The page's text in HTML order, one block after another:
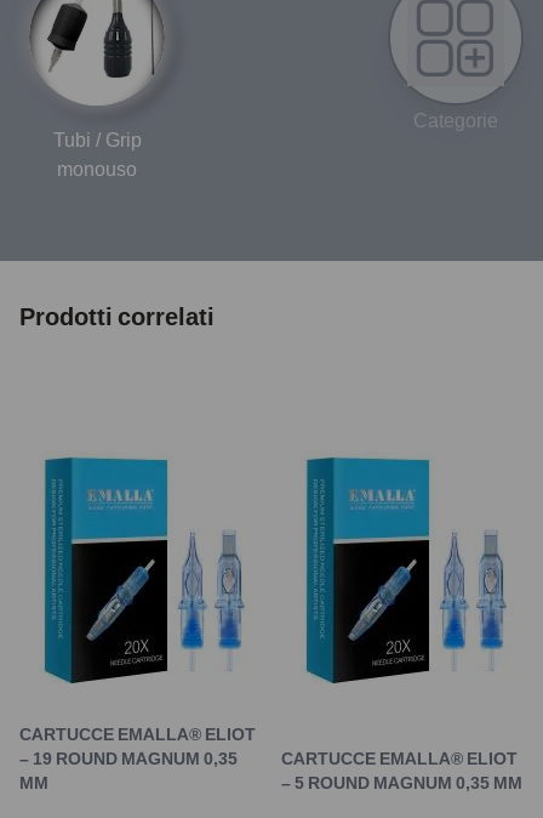
Tubi / Grip
monouso
Categorie
Prodotti correlati
CARTUCCE EMALLA® ELIOT
– 19 ROUND MAGNUM 0,35
MM
CARTUCCE EMALLA® ELIOT
– 5 ROUND MAGNUM 0,35 MM